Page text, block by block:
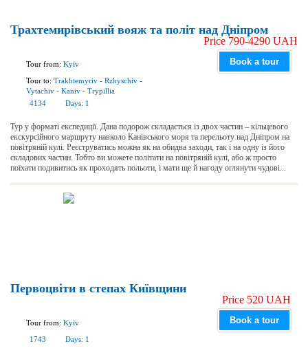
Трахтемирівський вояж та політ над Дніпром
Tour from: Kyiv
Tour to: Trakhtemyriv - Rzhyschiv -
Vytachiv - Kaniv - Trypillia
4134
Days: 1
Price 790-4290 UAH
Book a tour
Тур у форматі експедиції. Дана подорож складається із двох частин – кільцевого
екскурсійного маршруту навколо Канівського моря та перельоту над Дніпром на
повітряній кулі. Реєструватись можна як на обидва заходи, так і на одну із його
складових частин. Тобто ви можете політати на повітряній кулі, або ж просто
поїхати подивитись як проходять польоти, і мати ще й нагоду оглянути чудові...
Первоцвіти в степах Київщини
Tour from: Kyiv
1743
Days: 1
Price 520 UAH
Book a tour